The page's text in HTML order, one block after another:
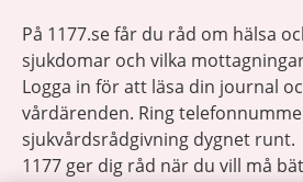
På 1177.se får du råd om hälsa
sjukdomar och vilka
Logga in för att läsa din journal
vårdärenden. Ring
sjukvårdsrådgivning dygnet runt.
1177 ger dig råd när du vill må